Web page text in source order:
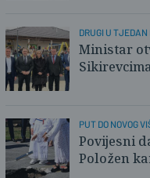
DRUGI U
Ministar
PUT DO NOVOG
Povijesni
Položen